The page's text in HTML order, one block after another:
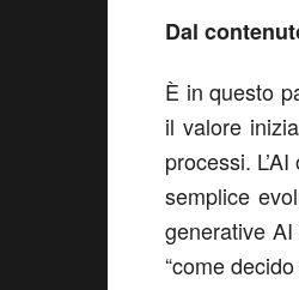
Dal
È in questo
il valore
processi.
semplice
generative
“come